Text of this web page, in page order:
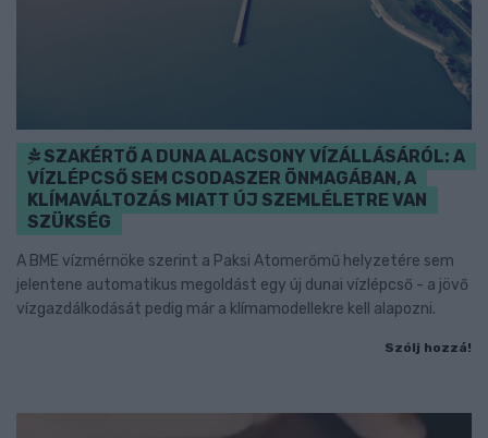
SZAKÉRTŐ A DUNA ALACSONY VÍZÁLLÁSÁRÓL: A
VÍZLÉPCSŐ SEM CSODASZER ÖNMAGÁBAN, A
KLÍMAVÁLTOZÁS MIATT ÚJ SZEMLÉLETRE VAN
SZÜKSÉG
A BME vízmérnöke szerint a Paksi Atomerőmű helyzetére sem
jelentene automatikus megoldást egy új dunai vízlépcső - a jövő
vízgazdálkodását pedig már a klímamodellekre kell alapozni.
Szólj hozzá!